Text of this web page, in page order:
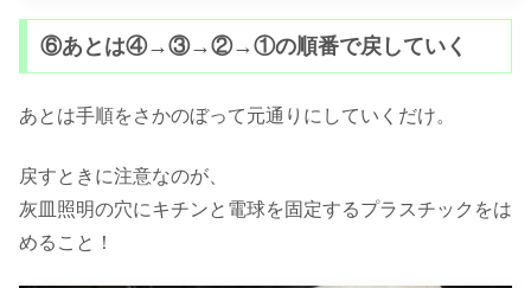
⑥あとは④→③→②→①の順番で戻していく
あとは手順をさかのぼって元通りにしていくだけ。
戻すときに注意なのが、
灰皿照明の穴にキチンと電球を固定するプラスチックをは
めること！